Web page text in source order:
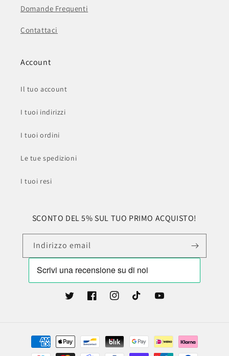
Domande Frequenti
Contattaci
Account
Il tuo account
I tuoi indirizzi
I tuoi ordini
Le tue spedizioni
I tuoi resi
SCONTO DEL 5% SUL TUO PRIMO ACQUISTO!
Indirizzo email
TwitterFacebookInstagramTikTok YouTube
Metodi